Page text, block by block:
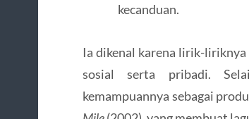
kecanduan.
Ia dikenal karena lirik-
sosial serta pribadi.
kemampuannya sebagai